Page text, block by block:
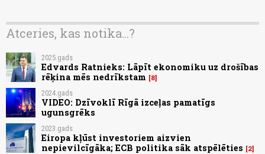
Atceries, kas notika...?
2025.gads
Edvards Ratnieks: Lāpīt ekonomiku uz drošības
rēķina mēs nedrīkstam
8
2024.gads
VIDEO: Dzīvoklī Rīgā izceļas pamatīgs
ugunsgrēks
2023.gads
Eiropa kļūst investoriem aizvien
nepievilcīgāka; ECB politika sāk atspēlēties
2